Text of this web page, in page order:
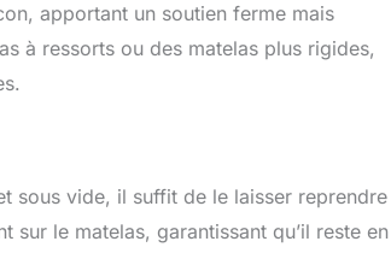
apportant un soutien ferme mais
à ressorts ou des matelas plus rigides,
sous vide, il suffit de le laisser reprendre
le matelas, garantissant qu’il reste en